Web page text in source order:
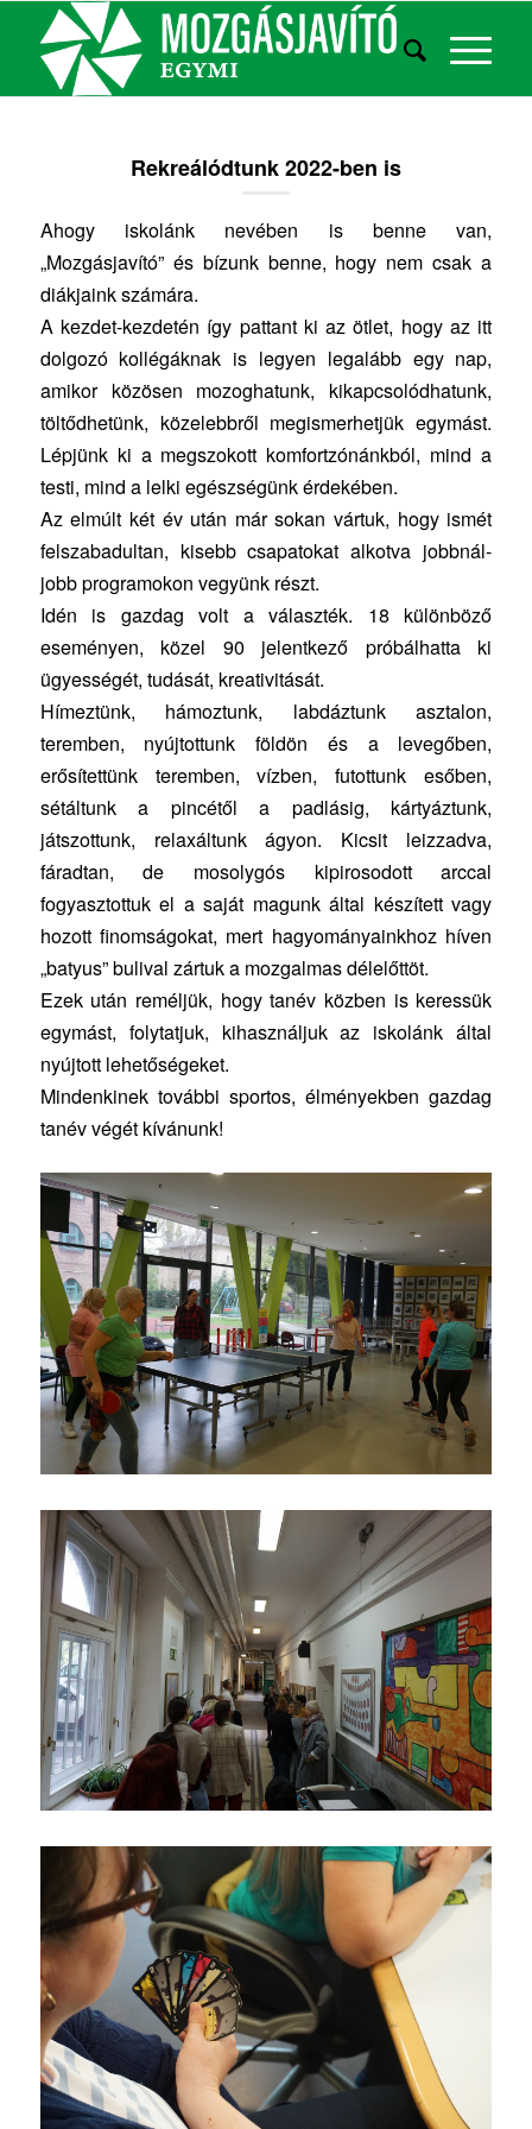
Rekreálódtunk 2022-ben is
Ahogy iskolánk nevében is benne van,
„Mozgásjavító” és bízunk benne, hogy nem csak a
diákjaink számára.
A kezdet-kezdetén így pattant ki az ötlet, hogy az itt
dolgozó kollégáknak is legyen legalább egy nap,
amikor közösen mozoghatunk, kikapcsolódhatunk,
töltődhetünk, közelebbről megismerhetjük egymást.
Lépjünk ki a megszokott komfortzónánkból, mind a
testi, mind a lelki egészségünk érdekében.
Az elmúlt két év után már sokan vártuk, hogy ismét
felszabadultan, kisebb csapatokat alkotva jobbnál-
jobb programokon vegyünk részt.
Idén is gazdag volt a választék. 18 különböző
eseményen, közel 90 jelentkező próbálhatta ki
ügyességét, tudását, kreativitását.
Hímeztünk, hámoztunk, labdáztunk asztalon,
teremben, nyújtottunk földön és a levegőben,
erősítettünk teremben, vízben, futottunk esőben,
sétáltunk a pincétől a padlásig, kártyáztunk,
játszottunk, relaxáltunk ágyon. Kicsit leizzadva,
fáradtan, de mosolygós kipirosodott arccal
fogyasztottuk el a saját magunk által készített vagy
hozott finomságokat, mert hagyományainkhoz híven
„batyus” bulival zártuk a mozgalmas délelőttöt.
Ezek után reméljük, hogy tanév közben is keressük
egymást, folytatjuk, kihasználjuk az iskolánk által
nyújtott lehetőségeket.
Mindenkinek további sportos, élményekben gazdag
tanév végét kívánunk!